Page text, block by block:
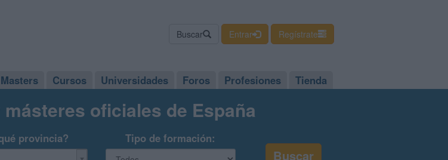
Buscar Entrar Regístrate
Masters Cursos Universidades Foros Profesiones Tienda
oficiales de España
provincia? Tipo de formación: